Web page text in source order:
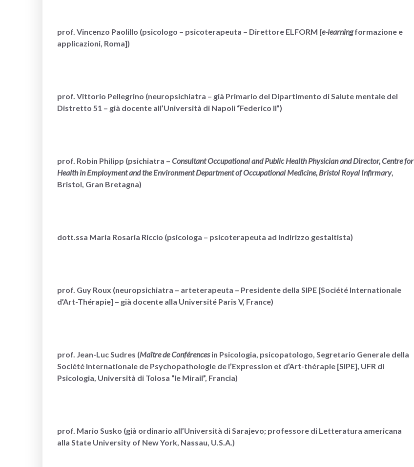
prof. Vincenzo Paolillo (psicologo – psicoterapeuta – Direttore ELFORM [e-learningformazione e
applicazioni, Roma])
prof. Vittorio Pellegrino (neuropsichiatra – già Primario del Dipartimento di Salute mentale del
Distretto 51 – già docente all’Università di Napoli “Federico II”)
prof. Robin Philipp (psichiatra – Consultant Occupational and Public Health Physician and Director, Centre for
Health in Employment and the Environment Department of Occupational Medicine, Bristol Royal Infirmary,
Bristol, Gran Bretagna)
dott.ssa Maria Rosaria Riccio (psicologa – psicoterapeuta ad indirizzo gestaltista)
prof. Guy Roux (neuropsichiatra – arteterapeuta – Presidente della SIPE [Société Internationale
d’Art-Thérapie] – già docente alla Université Paris V, France)
prof. Jean-Luc Sudres (Maître de Conférencesin Psicologia, psicopatologo, Segretario Generale della
Société Internationale de Psychopathologie de l’Expression et d’Art-thérapie [SIPE], UFR di
Psicologia, Università di Tolosa “le Mirail”, Francia)
prof. Mario Susko (già ordinario all’Università di Sarajevo; professore di Letteratura americana
alla State University of New York, Nassau, U.S.A.)